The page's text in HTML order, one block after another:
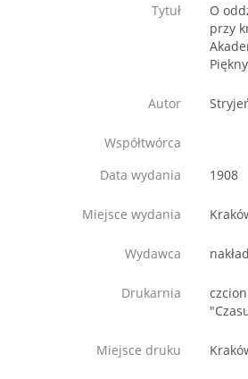
Tytuł
O
przy
Autor
Współtwórca
Data wydania
1908
Miejsce wydania
Wydawca
Drukarnia
Miejsce druku